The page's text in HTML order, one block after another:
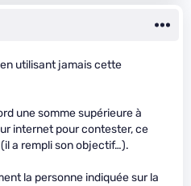
utilisant jamais cette
une somme supérieure à
internet pour contester, ce
a rempli son objectif…).
la personne indiquée sur la